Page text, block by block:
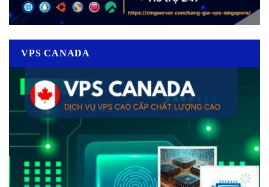
VPS CANADA